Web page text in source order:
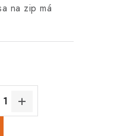
na zip má